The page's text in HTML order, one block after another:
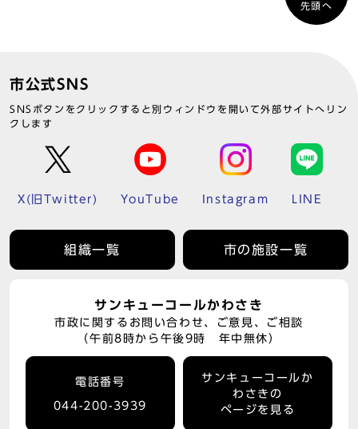
先頭へ
市公式SNS
SNSボタンをクリックすると別ウィンドウを開いて外部サイトへリン
クします
X(旧Twitter) YouTube Instagram LINE
組織一覧 市の施設一覧
サンキューコールかわさき
市政に関するお問い合わせ、ご意見、ご相談
（午前8時から午後9時 年中無休）
電話番号
044-200-3939
サンキューコールか
わさきの
ページを見る